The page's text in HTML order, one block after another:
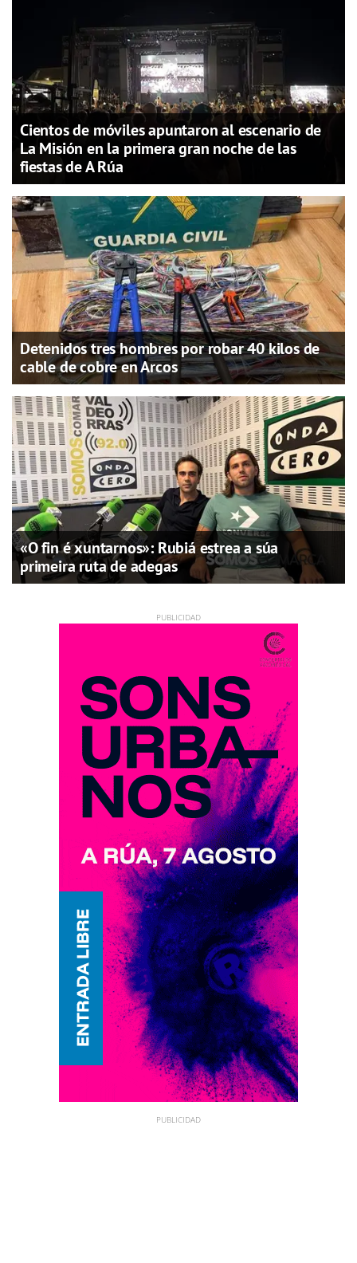
Cientos de móviles apuntaron al escenario de
La Misión en la primera gran noche de las
fiestas de A Rúa
Detenidos tres hombres por robar 40 kilos de
cable de cobre en Arcos
«O fin é xuntarnos»: Rubiá estrea a súa
primeira ruta de adegas